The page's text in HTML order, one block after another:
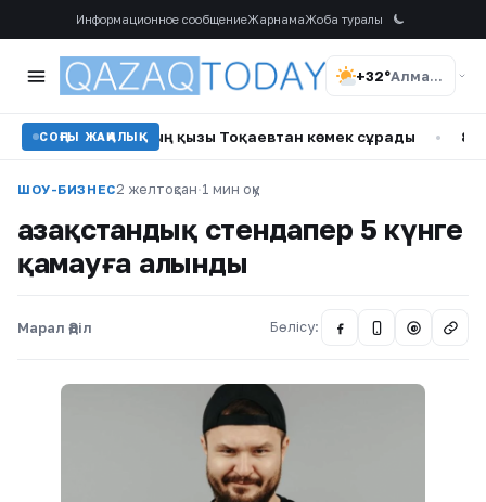
Информационное сообщениеЖарнамаЖоба туралы
+32° Алматы
СОҢҒЫ ЖАҢАЛЫҚ
адамның қызы Тоқаевтан көмек сұрады • 807 адам
ШОУ-БИЗНЕС2 желтоқсан·1 мин оқу
Қазақстандық стендапер 5 күнге
қамауға алынды
Марал Әділ Бөлісу: @